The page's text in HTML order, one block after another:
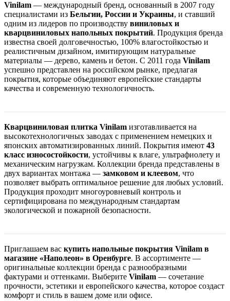
Vinilam — международный бренд, основанный в 2007 году
специалистами из Бельгии, России и Украины, и ставший
одним из лидеров по производству виниловых и
кварцвиниловых напольных покрытий. Продукция бренда
известна своей долговечностью, 100% влагостойкостью и
реалистичным дизайном, имитирующим натуральные
материалы — дерево, камень и бетон. С 2011 года Vinilam
успешно представлен на российском рынке, предлагая
покрытия, которые объединяют европейские стандарты
качества и современную технологичность.
Кварцвиниловая плитка Vinilam изготавливается на
высокотехнологичных заводах с применением немецких и
японских автоматизированных линий. Покрытия имеют 43
класс износостойкости, устойчивы к влаге, ультрафиолету и
механическим нагрузкам. Коллекции бренда представлены в
двух вариантах монтажа — замковом и клеевом, что
позволяет выбрать оптимальное решение для любых условий.
Продукция проходит многоуровневый контроль и
сертифицирована по международным стандартам
экологической и пожарной безопасности.
Приглашаем вас купить напольные покрытия Vinilam в
магазине «Наполеон» в Оренбурге. В ассортименте —
оригинальные коллекции бренда с разнообразными
фактурами и оттенками. Выберите Vinilam — сочетание
прочности, эстетики и европейского качества, которое создаст
комфорт и стиль в вашем доме или офисе.